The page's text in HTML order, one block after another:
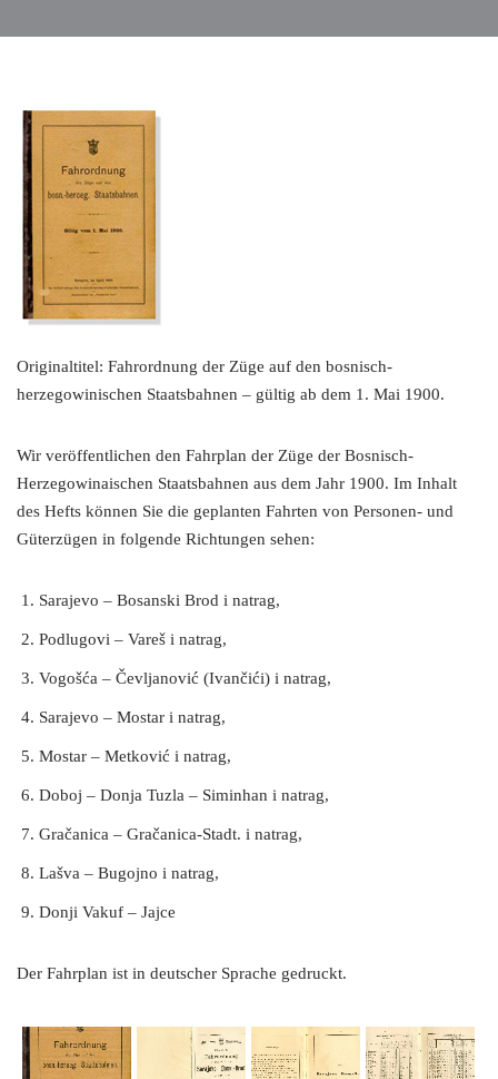
Originaltitel: Fahrordnung der Züge auf den bosnisch-
herzegowinischen Staatsbahnen – gültig ab dem 1. Mai 1900.
Wir veröffentlichen den Fahrplan der Züge der Bosnisch-
Herzegowinaischen Staatsbahnen aus dem Jahr 1900. Im Inhalt
des Hefts können Sie die geplanten Fahrten von Personen- und
Güterzügen in folgende Richtungen sehen:
Sarajevo – Bosanski Brod i natrag,
Podlugovi – Vareš i natrag,
Vogošća – Čevljanović (Ivančići) i natrag,
Sarajevo – Mostar i natrag,
Mostar – Metković i natrag,
Doboj – Donja Tuzla – Siminhan i natrag,
Gračanica – Gračanica-Stadt. i natrag,
Lašva – Bugojno i natrag,
Donji Vakuf – Jajce
Der Fahrplan ist in deutscher Sprache gedruckt.